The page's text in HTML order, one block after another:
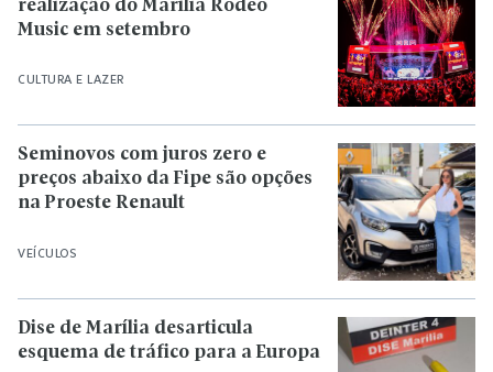
CULTURA E LAZER
realização do Marília Rodeo
Music em setembro
VEÍCULOS
Seminovos com juros zero e
preços abaixo da Fipe são opções
na Proeste Renault
Dise de Marília desarticula
esquema de tráfico para a Europa